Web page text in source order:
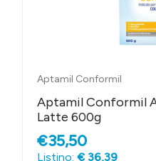
Aptamil Conformil
Aptamil Conformil
Latte 600g
€35,50
Listino: € 36,39